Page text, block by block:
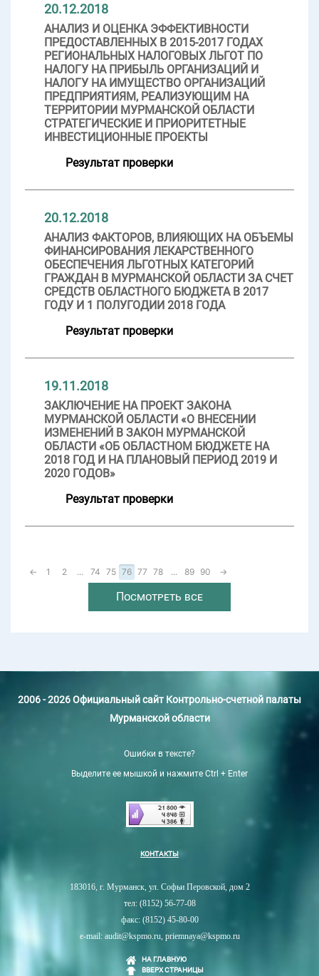
20.12.2018
АНАЛИЗ И ОЦЕНКА ЭФФЕКТИВНОСТИ
ПРЕДОСТАВЛЕННЫХ В 2015-2017 ГОДАХ
РЕГИОНАЛЬНЫХ НАЛОГОВЫХ ЛЬГОТ ПО
НАЛОГУ НА ПРИБЫЛЬ ОРГАНИЗАЦИЙ И
НАЛОГУ НА ИМУЩЕСТВО ОРГАНИЗАЦИЙ
ПРЕДПРИЯТИЯМ, РЕАЛИЗУЮЩИМ НА
ТЕРРИТОРИИ МУРМАНСКОЙ ОБЛАСТИ
СТРАТЕГИЧЕСКИЕ И ПРИОРИТЕТНЫЕ
ИНВЕСТИЦИОННЫЕ ПРОЕКТЫ
Результат проверки
20.12.2018
АНАЛИЗ ФАКТОРОВ, ВЛИЯЮЩИХ НА ОБЪЕМЫ
ФИНАНСИРОВАНИЯ ЛЕКАРСТВЕННОГО
ОБЕСПЕЧЕНИЯ ЛЬГОТНЫХ КАТЕГОРИЙ
ГРАЖДАН В МУРМАНСКОЙ ОБЛАСТИ ЗА СЧЕТ
СРЕДСТВ ОБЛАСТНОГО БЮДЖЕТА В 2017
ГОДУ И 1 ПОЛУГОДИИ 2018 ГОДА
Результат проверки
19.11.2018
ЗАКЛЮЧЕНИЕ НА ПРОЕКТ ЗАКОНА
МУРМАНСКОЙ ОБЛАСТИ «О ВНЕСЕНИИ
ИЗМЕНЕНИЙ В ЗАКОН МУРМАНСКОЙ
ОБЛАСТИ «ОБ ОБЛАСТНОМ БЮДЖЕТЕ НА
2018 ГОД И НА ПЛАНОВЫЙ ПЕРИОД 2019 И
2020 ГОДОВ»
Результат проверки
← 1 2 ... 74 75 76 77 78 ... 89 90 →
Посмотреть все
2006 - 2026 Официальный сайт Контрольно-счетной палаты
Мурманской области
Ошибки в тексте?
Выделите ее мышкой и нажмите Ctrl + Enter
КОНТАКТЫ
183016, г. Мурманск, ул. Софьи Перовской, дом 2
тел: (8152) 56-77-08
факс: (8152) 45-80-00
e-mail: audit@kspmo.ru, priemnaya@kspmo.ru
НА ГЛАВНУЮ
ВВЕРХ СТРАНИЦЫ